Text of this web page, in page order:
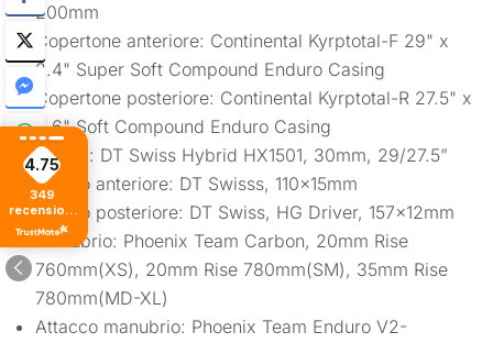
200mm
Copertone anteriore: Continental Kyrptotal-F 29" x
2.4" Super Soft Compound Enduro Casing
Copertone posteriore: Continental Kyrptotal-R 27.5" x
2.6" Soft Compound Enduro Casing
Cerchi: DT Swiss Hybrid HX1501, 30mm, 29/27.5”
Mozzo anteriore: DT Swisss, 110x15mm
Mozzo posteriore: DT Swiss, HG Driver, 157x12mm
Manubrio: Phoenix Team Carbon, 20mm Rise
760mm(XS), 20mm Rise 780mm(SM), 35mm Rise
780mm(MD-XL)
Attacco manubrio: Phoenix Team Enduro V2-
4.75
349
recensioni
di tutti i
tempi